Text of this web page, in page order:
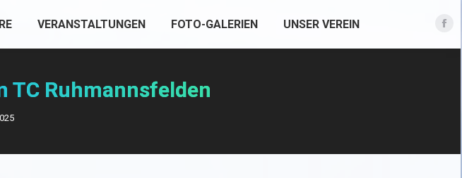
VERANSTALTUNGEN FOTO-GALERIEN UNSER VEREIN
TC Ruhmannsfelden